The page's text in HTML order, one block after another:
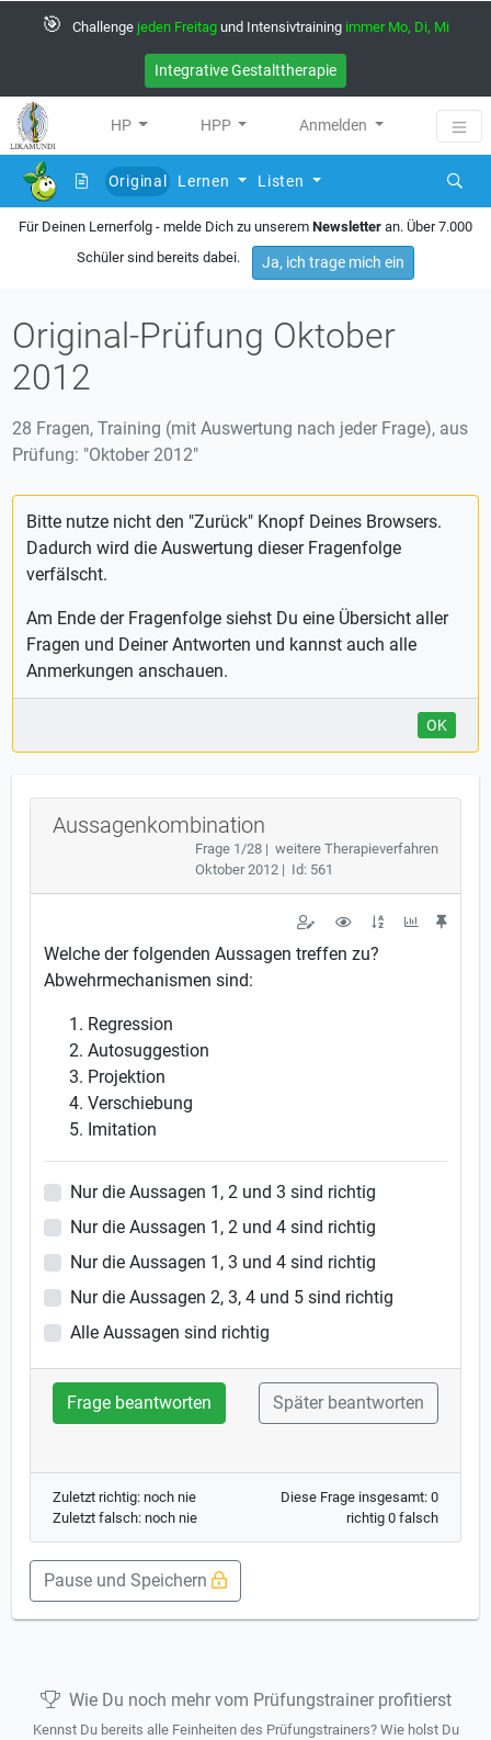
🎯 Challenge jeden Freitag und Intensivtraining immer Mo, Di, Mi
Integrative Gestalttherapie
HP HPP Anmelden
Original
Lernen Listen
Für Deinen Lernerfolg - melde Dich zu unserem Newsletter an. Über 7.000
Schüler sind bereits dabei.
Ja, ich trage mich ein
Original-Prüfung Oktober
2012
28 Fragen, Training (mit Auswertung nach jeder Frage), aus
Prüfung: "Oktober 2012"
Bitte nutze nicht den "Zurück" Knopf Deines Browsers.
Dadurch wird die Auswertung dieser Fragenfolge
verfälscht.
Am Ende der Fragenfolge siehst Du eine Übersicht aller
Fragen und Deiner Antworten und kannst auch alle
Anmerkungen anschauen.
OK
Aussagenkombination
Frage 1/28 | weitere Therapieverfahren
Oktober 2012 | Id: 561
Welche der folgenden Aussagen treffen zu?
Abwehrmechanismen sind:
Regression
Autosuggestion
Projektion
Verschiebung
Imitation
Nur die Aussagen 1, 2 und 3 sind richtig
Nur die Aussagen 1, 2 und 4 sind richtig
Nur die Aussagen 1, 3 und 4 sind richtig
Nur die Aussagen 2, 3, 4 und 5 sind richtig
Alle Aussagen sind richtig
Frage beantworten Später beantworten
Zuletzt richtig: noch nie
Zuletzt falsch: noch nie
Diese Frage insgesamt: 0
richtig 0 falsch
Pause und Speichern
Wie Du noch mehr vom Prüfungstrainer profitierst
Kennst Du bereits alle Feinheiten des Prüfungstrainers? Wie holst Du